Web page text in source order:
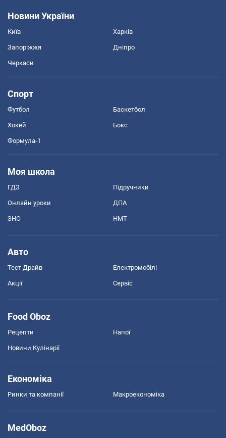
Новини України
Київ Харків
Запоріжжя Дніпро
Черкаси
Спорт
Футбол Баскетбол
Хокей Бокс
Формула-1
Моя школа
ГДЗ Підручники
Онлайн уроки ДПА
ЗНО НМТ
Авто
Тест Драйв Електромобілі
Акції Сервіс
Food Oboz
Рецепти Напої
Новини Кулінарії
Економіка
Ринки та компанії Макроекономіка
MedOboz